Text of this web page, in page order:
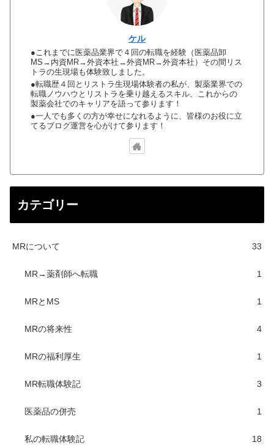
ケル
●これまでに医薬品業界で４回の転職を経験（医薬品卸
MS→内資MR→外資本社→外資MR→外資本社）その間リス
トラの生現場も体験致しました。
●転職歴４回とリストラ生現場体験者の私が、製薬業界での
転職ノウハウとリストラを乗り越えるスキル、これからの
製薬会社でのキャリアを語って参ります！
●一人でも多くの方が幸せになれるように、皆様のお役に立
てるブログ運営を心がけて参ります！
カテゴリー
MRについて 33
MR→薬剤師へ転職 1
MRとMS 1
MRの将来性 4
MRの福利厚生 1
MR転職体験記 3
医薬品の併売 1
私の転職体験記 18